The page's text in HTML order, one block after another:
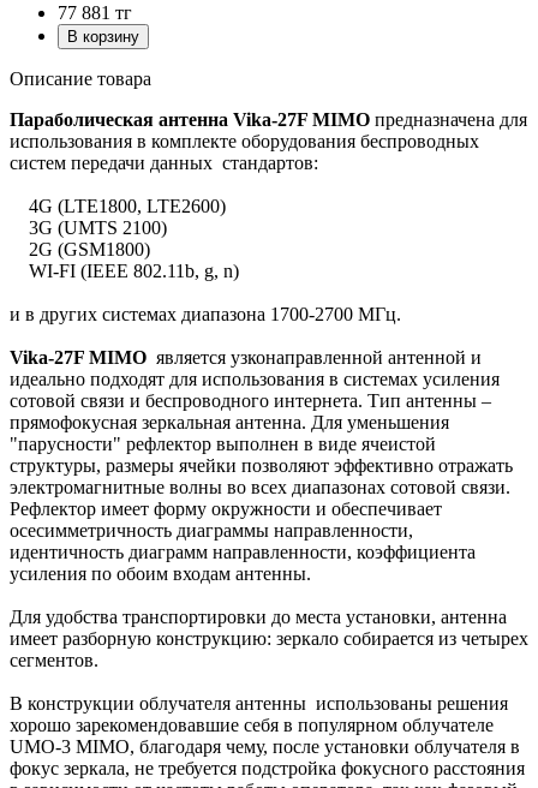
77 881 тг
Описание товара
Параболическая антенна Vika-27F MIMO предназначена для
использования в комплекте оборудования беспроводных
систем передачи данных стандартов:
4G (LTE1800, LTE2600)
3G (UMTS 2100)
2G (GSM1800)
WI-FI (IEEE 802.11b, g, n)
и в других системах диапазона 1700-2700 МГц.
Vika-27F MIMO является узконаправленной антенной и
идеально подходят для использования в системах усиления
сотовой связи и беспроводного интернета. Тип антенны –
прямофокусная зеркальная антенна. Для уменьшения
"парусности" рефлектор выполнен в виде ячеистой
структуры, размеры ячейки позволяют эффективно отражать
электромагнитные волны во всех диапазонах сотовой связи.
Рефлектор имеет форму окружности и обеспечивает
осесимметричность диаграммы направленности,
идентичность диаграмм направленности, коэффициента
усиления по обоим входам антенны.
Для удобства транспортировки до места установки, антенна
имеет разборную конструкцию: зеркало собирается из четырех
сегментов.
В конструкции облучателя антенны использованы решения
хорошо зарекомендовавшие себя в популярном облучателе
UMO-3 MIMO, благодаря чему, после установки облучателя в
фокус зеркала, не требуется подстройка фокусного расстояния